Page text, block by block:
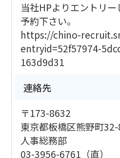
当社HPよりエントリ
予約下さい。
https://chino-
entryid=52f57974-
163d9d31
連絡先
〒173-8632
東京都板橋区熊野町
人事総務部
03-3956-6761（直）